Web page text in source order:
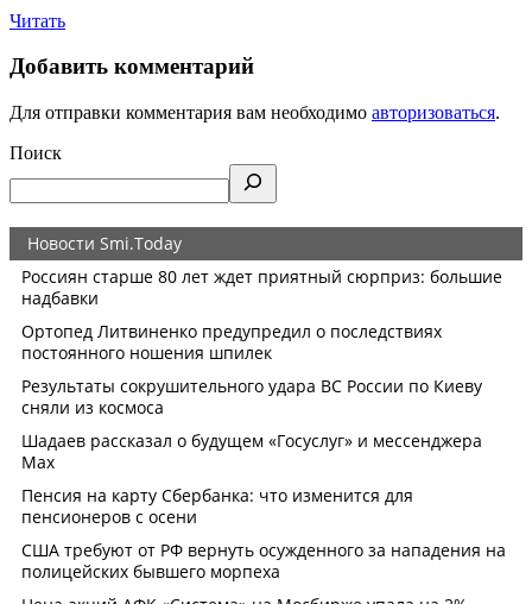
Читать
Добавить комментарий
Для отправки комментария вам необходимо авторизоваться.
Поиск